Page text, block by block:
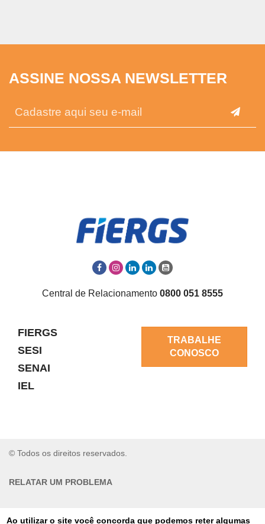
Ao utilizar o site você concorda que podemos reter algumas
ASSINE NOSSA NEWSLETTER
Central de Relacionamento 0800 051 8555
FIERGS
SESI
SENAI
IEL
TRABALHE
CONOSCO
© Todos os direitos reservados.
RELATAR UM PROBLEMA